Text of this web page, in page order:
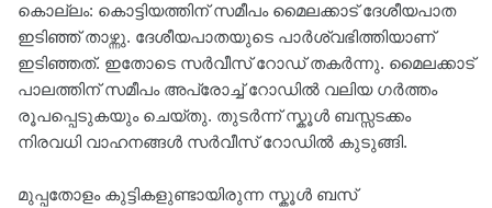
കൊല്ലം: കൊട്ടിയത്തിന് സമീപം മൈലക്കാട് ദേശീയപാത
ഇടിഞ്ഞ് താഴ്ന്നു. ദേശീയപാതയുടെ പാര്‍ശ്വഭിത്തിയാണ്
ഇടിഞ്ഞത്. ഇതോടെ സര്‍വീസ് റോഡ് തകര്‍ന്നു. മൈലക്കാട്
പാലത്തിന് സമീപം അപ്രോച്ച് റോഡില്‍ വലിയ ഗര്‍ത്തം
രൂപപ്പെടുകയും ചെയ്തു. തുടർന്ന് സ്കൂൾ ബസ്സടക്കം
നിരവധി വാഹനങ്ങൾ സർവീസ് റോഡിൽ കുടുങ്ങി.
മുപ്പതോളം കുട്ടികളുണ്ടായിരുന്ന സ്കൂൾ ബസ്